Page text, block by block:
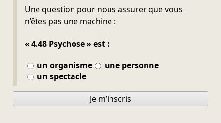
Une question pour nous assurer que vous
n’êtes pas une machine :
« 4.48 Psychose » est :
un organisme
une personne
un spectacle
Ne pas remplir
Je m’inscris